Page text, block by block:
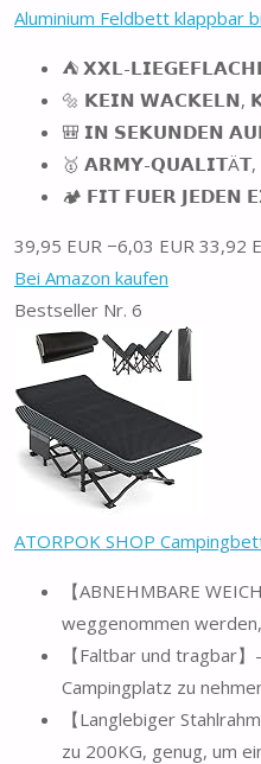
Aluminium Feldbett klappbar
⛺ 𝗫𝗫𝗟-𝗟𝗜𝗘𝗚𝗘𝗙𝗟𝗔𝗖𝗛𝗘,
🔩 𝗞𝗘𝗜𝗡 𝗪𝗔𝗖𝗞𝗘𝗟𝗡,
🎒 𝗜𝗡 𝗦𝗘𝗞𝗨𝗡𝗗𝗘𝗡 𝗔𝗨𝗙-
🥇 𝗔𝗥𝗠𝗬-𝗤𝗨𝗔𝗟𝗜𝗧Ä𝗧,
🏕️ 𝗙𝗜𝗧 𝗙𝗨𝗘𝗥 𝗝𝗘𝗗𝗘𝗡
39,95 EUR −6,03 EUR 33,92
Bei Amazon kaufen
Bestseller Nr. 6
ATORPOK SHOP
【ABNEHMBARE
weggenommen
【Faltbar und tragbar
Campingplatz zu
【Langlebiger
zu 200KG, genug, um